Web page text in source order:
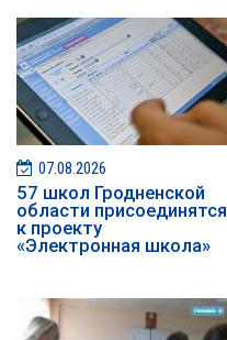
07.08.2026
57 школ Гродненской
области присоединятся
к проекту
«Электронная школа»